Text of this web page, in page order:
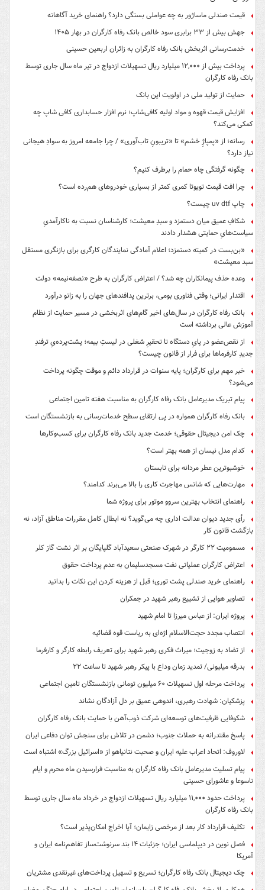
قیمت صندلی ماساژور به چه عواملی بستگی دارد؟ راهنمای خرید آگاهانه
جهش بیش از ۳۳ برابری سود خالص بانک رفاه کارگران در بهار ۱۴۰۵
خدمت‌رسانی اثربخش بانک رفاه کارگران به زائران اربعین حسینی
پرداخت بیش از ۱۲,۰۰۰ میلیارد ریال تسهیلات ازدواج در تیر ماه سال جاری توسط
بانک رفاه کارگران
حمایت از تولید ملی در اولویت این بانک
افزایش قیمت قهوه و مواد اولیه کافی‌شاپ؛ نرم افزار حسابداری کافی شاپ چه
کمکی می‌کند؟
رسانه؛ از «پمپاژِ خشم» تا «تریبونِ تاب‌آوری» / چرا جامعه امروز به سوادِ هیجانی
نیاز دارد؟
چگونه گرفتگی چاه حمام را برطرف کنیم؟
چرا افت قیمت تویوتا کمری کمتر از بسیاری خودروهای هم‌رده است؟
چاپ uv dtf چیست؟
شکافِ عمیق میان دستمزد و سبدِ معیشت؛ کارشناسان نسبت به ناکارآمدیِ
سیاست‌هایِ حمایتی هشدار دادند
«بن‌بست در کمیته دستمزد؛ اعلام آمادگی نمایندگان کارگری برای بازنگری مستقل
سبد معیشت»
وعده حذف پیمانکاران چه شد؟ / اعتراض کارگران به طرح «نصفه‌نیمه» دولت
اقتدار ایرانی؛ وقتی فناوری بومی، برترین پدافندهای جهان را به زانو درآورد
بانک رفاه کارگران در سال‌های اخیر گام‌های اثربخشی در مسیر حمایت از نظام
آموزش عالی برداشته است
از نقص‌عضو در پایِ دستگاه تا تحقیرِ شغلی در لیستِ بیمه؛ پشت‌پرده‌یِ ترفندِ
جدیدِ کارفرماها برای فرار از قانون چیست؟
خبر مهم برای کارگران؛ پایه سنوات در قرارداد دائم و موقت چگونه پرداخت
می‌شود؟
پیام تبریک مدیرعامل بانک رفاه کارگران به مناسبت هفته تامین اجتماعی
بانک رفاه کارگران همواره در پی ارتقای سطح خدمات‌رسانی به بازنشستگان است
چک امن دیجیتال حقوقی؛ خدمت جدید بانک رفاه کارگران برای کسب‌وکارها
کدام مدل نیسان از همه بهتر است؟
خوشبوترین عطر مردانه برای تابستان
مهارت‌هایی که شانس مهاجرت کاری را بالا می‌برند کدامند؟
راهنمای انتخاب بهترین سروو موتور برای پروژه شما
رأی جدید دیوان عدالت اداری چه می‌گوید؟ نه ابطال کامل مقررات مناطق آزاد، نه
بازگشت قانون کار
مسمومیت ۲۲ کارگر در شهرک صنعتی سعیدآباد گلپایگان بر اثر نشت گاز کلر
اعتراض کارگران عملیاتی نفت مسجدسلیمان به عدم پرداخت حقوق
راهنمای خرید صندلی پشت توری؛ قبل از هزینه کردن این نکات را بدانید
تصاویر هوایی از تشییع رهبر شهید در جمکران
پروژه ایران: از عباس میرزا تا امام شهید
انتصاب مجدد حجت‌الاسلام اژه‌ای به ریاست قوه‌ قضائیه
از تضاد به زوجیت؛ میراث فکری رهبر شهید برای تعریف رابطه کارگر و کارفرما
بدرقه میلیونی/ تمدید زمان وداع با پیکر رهبر شهید تا ساعت ۲۲
پرداخت مرحله اول تسهیلات ۶۰ میلیون تومانی بازنشستگان تامین اجتماعی
پزشکیان: شهادت رهبری، اندوهی عمیق بر دل آزادگان نشاند
شکوفایی ظرفیت‌های توسعه‌ای شرکت ذوب‌آهن با حمایت‌ بانک رفاه کارگران
پاسخ مقتدرانه به حملات جنوب؛ دشمن در تلاش برای سنجش توان دفاعی ایران
لاوروف: اتحاد اعراب علیه ایران و صحبت نتانیاهو از «اسرائیل بزرگ» اشتباه است
پیام تسلیت مدیرعامل بانک رفاه کارگران به مناسبت فرارسیدن ماه محرم و ایام
تاسوعا و عاشورای حسینی
پرداخت حدود ۱۱,۰۰۰ میلیارد ریال تسهیلات ازدواج در خرداد ماه سال جاری توسط
بانک رفاه کارگران
تکلیف قرارداد کار بعد از مرخصی زایمان؛ آیا اخراج امکان‌پذیر است؟
فصل نوین در دیپلماسی ایران؛ جزئیات ۱۴ بند سرنوشت‌ساز تفاهم‌نامه ایران و
آمریکا
چک دیجیتال بانک رفاه کارگران؛ تسریع و تسهیل پرداخت‌های غیرنقدی مشتریان